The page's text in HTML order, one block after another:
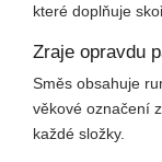
které doplňuje
Zraje opravdu
Směs obsahuje
věkové označení
každé složky.